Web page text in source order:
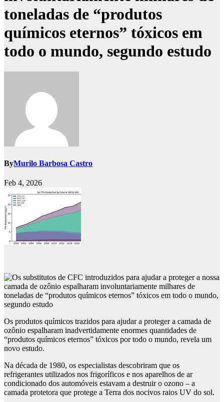
toneladas de “produtos
químicos eternos” tóxicos em
todo o mundo, segundo estudo
ByMurilo Barbosa Castro
Feb 4, 2026
Os produtos químicos trazidos para ajudar a proteger a camada de
ozônio espalharam inadvertidamente enormes quantidades de
“produtos químicos eternos” tóxicos por todo o mundo, revela um
novo estudo.
Na década de 1980, os especialistas descobriram que os
refrigerantes utilizados nos frigoríficos e nos aparelhos de ar
condicionado dos automóveis estavam a destruir o ozono – a
camada protetora que protege a Terra dos nocivos raios UV do sol.